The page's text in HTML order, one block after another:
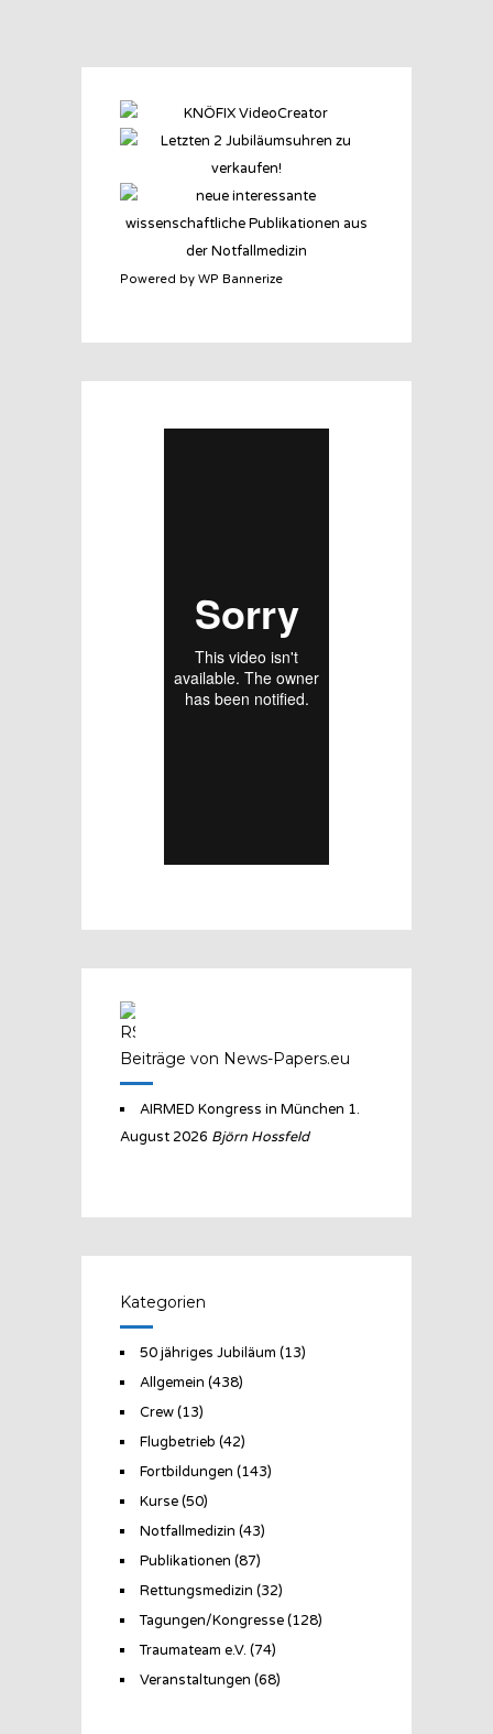
Powered by WP Bannerize
Beiträge von News-Papers.eu
AIRMED Kongress in München 1.
August 2026 Björn Hossfeld
Kategorien
50 jähriges Jubiläum (13)
Allgemein (438)
Crew(13)
Flugbetrieb (42)
Fortbildungen (143)
Kurse(50)
Notfallmedizin (43)
Publikationen (87)
Rettungsmedizin (32)
Tagungen/Kongresse(128)
Traumateam e.V. (74)
Veranstaltungen (68)